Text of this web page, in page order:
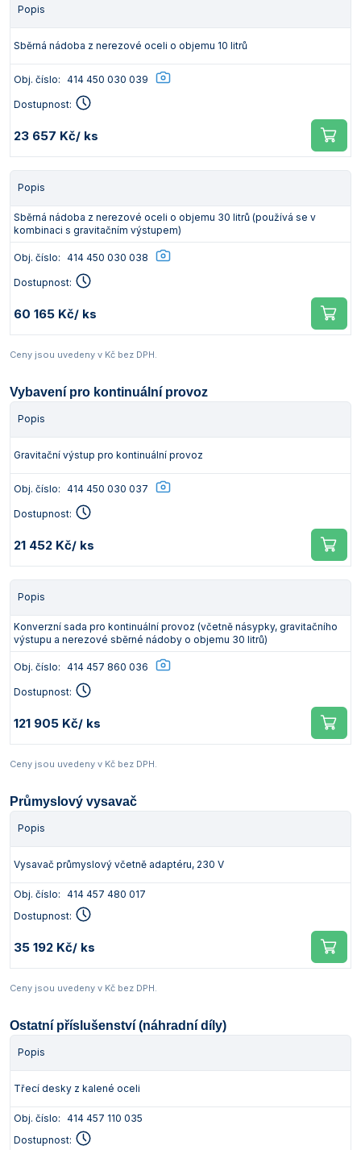
Popis
Sběrná nádoba z nerezové oceli o objemu 10 litrů
Obj. číslo: 414 450 030 039
Dostupnost:
23 657 Kč/ ks
Popis
Sběrná nádoba z nerezové oceli o objemu 30 litrů (používá se v
kombinaci s gravitačním výstupem)
Obj. číslo: 414 450 030 038
Dostupnost:
60 165 Kč/ ks
Ceny jsou uvedeny v Kč bez DPH.
Vybavení pro kontinuální provoz
Popis
Gravitační výstup pro kontinuální provoz
Obj. číslo: 414 450 030 037
Dostupnost:
21 452 Kč/ ks
Popis
Konverzní sada pro kontinuální provoz (včetně násypky, gravitačního
výstupu a nerezové sběrné nádoby o objemu 30 litrů)
Obj. číslo: 414 457 860 036
Dostupnost:
121 905 Kč/ ks
Ceny jsou uvedeny v Kč bez DPH.
Průmyslový vysavač
Popis
Vysavač průmyslový včetně adaptéru, 230 V
Obj. číslo: 414 457 480 017
Dostupnost:
35 192 Kč/ ks
Ceny jsou uvedeny v Kč bez DPH.
Ostatní příslušenství (náhradní díly)
Popis
Třecí desky z kalené oceli
Obj. číslo: 414 457 110 035
Dostupnost: